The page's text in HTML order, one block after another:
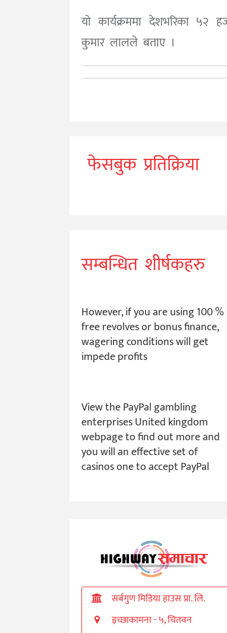
यो कार्यक्रममा देशभरिका ५२
कुमार लालले बताए ।
फेसबुक प्रतिक्रिया
सम्बन्धित शीर्षकहरु
However, if you are using 100 %
free revolves or bonus finance,
wagering conditions will get
impede profits
View the PayPal gambling
enterprises United kingdom
webpage to find out more and
you will an effective set of
casinos one to accept PayPal
सर्बगुण मिडिया हाउस प्रा. लि.
इच्छाकामना - ५, चितवन